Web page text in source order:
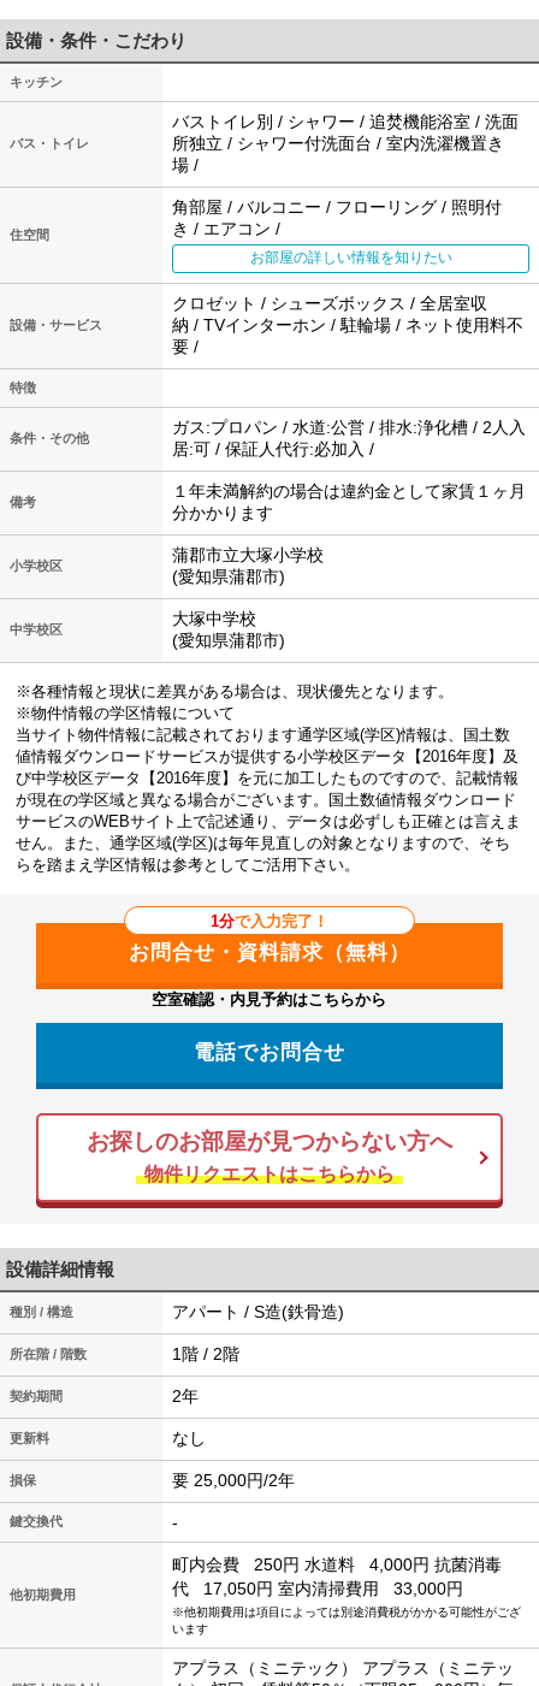
設備・条件・こだわり
キッチン
バス・トイレ
バストイレ別 / シャワー / 追焚機能浴室 / 洗面
所独立 / シャワー付洗面台 / 室内洗濯機置き
場 /
住空間
角部屋 / バルコニー / フローリング / 照明付
き / エアコン /
お部屋の詳しい情報を知りたい
設備・サービス
クロゼット / シューズボックス / 全居室収
納 / TVインターホン / 駐輪場 / ネット使用料不
要 /
特徴
条件・その他
ガス:プロパン / 水道:公営 / 排水:浄化槽 / 2人入
居:可 / 保証人代行:必加入 /
備考
１年未満解約の場合は違約金として家賃１ヶ月
分かかります
小学校区
蒲郡市立大塚小学校
(愛知県蒲郡市)
中学校区
大塚中学校
(愛知県蒲郡市)
※各種情報と現状に差異がある場合は、現状優先となります。
※物件情報の学区情報について
当サイト物件情報に記載されております通学区域(学区)情報は、国土数
値情報ダウンロードサービスが提供する小学校区データ【2016年度】及
び中学校区データ【2016年度】を元に加工したものですので、記載情報
が現在の学区域と異なる場合がございます。国土数値情報ダウンロード
サービスのWEBサイト上で記述通り、データは必ずしも正確とは言えま
せん。また、通学区域(学区)は毎年見直しの対象となりますので、そち
らを踏まえ学区情報は参考としてご活用下さい。
1分で入力完了！
空室確認・内見予約はこちらから
電話でお問合せ
お探しのお部屋が見つからない方へ
物件リクエストはこちらから
設備詳細情報
種別 / 構造 アパート / S造(鉄骨造)
所在階 / 階数 1階 / 2階
契約期間 2年
更新料 なし
損保 要 25,000円/2年
鍵交換代 -
他初期費用
町内会費 250円 水道料 4,000円 抗菌消毒
代
17,050円 室内清掃費用 33,000円
※他初期費用は項目によっては別途消費税がかかる可能性がござ
います
アプラス（ミニテック） アプラス（ミニテッ